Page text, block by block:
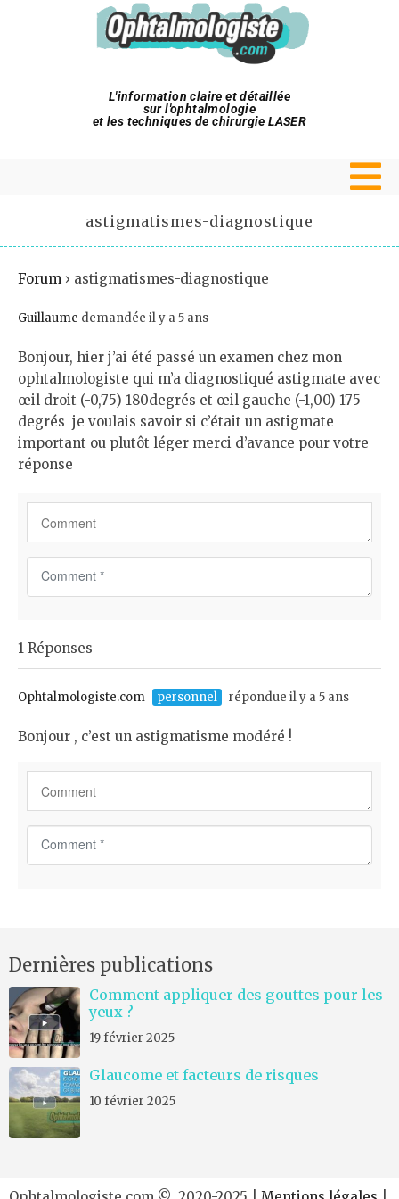
L'information claire et détaillée
sur l'ophtalmologie
et les techniques de chirurgie LASER
astigmatismes-diagnostique
Forum › astigmatismes-diagnostique
Guillaume demandée il y a 5 ans
Bonjour, hier j’ai été passé un examen chez mon
ophtalmologiste qui m’a diagnostiqué astigmate avec
œil droit (-0,75) 180degrés et œil gauche (-1,00) 175
degrés je voulais savoir si c’était un astigmate
important ou plutôt léger merci d’avance pour votre
réponse
e
n
t
1 Réponses
Ophtalmologiste.com personnel répondue il y a 5 ans
Bonjour , c’est un astigmatisme modéré !
t
*
Dernières publications
Comment appliquer des gouttes pour les
yeux ?
19 février 2025
Glaucome et facteurs de risques
10 février 2025